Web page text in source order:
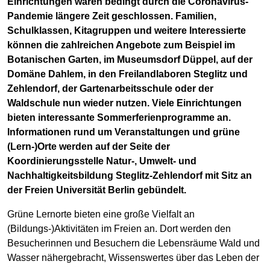
Pandemie längere Zeit geschlossen. Familien,
Schulklassen, Kitagruppen und weitere Interessierte
können die zahlreichen Angebote zum Beispiel im
Botanischen Garten, im Museumsdorf Düppel, auf der
Domäne Dahlem, in den Freilandlaboren Steglitz und
Zehlendorf, der Gartenarbeitsschule oder der
Waldschule nun wieder nutzen. Viele Einrichtungen
bieten interessante Sommerferienprogramme an.
Informationen rund um Veranstaltungen und grüne
(Lern-)Orte werden auf der Seite der
Koordinierungsstelle Natur-, Umwelt- und
Nachhaltigkeitsbildung Steglitz-Zehlendorf mit Sitz an
der Freien Universität Berlin gebündelt.
Grüne Lernorte bieten eine große Vielfalt an
(Bildungs-)Aktivitäten im Freien an. Dort werden den
Besucherinnen und Besuchern die Lebensräume Wald und
Wasser nähergebracht, Wissenswertes über das Leben der